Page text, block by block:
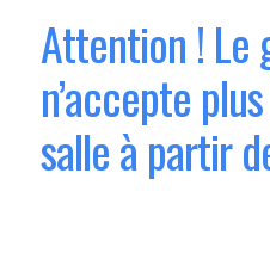
Attention ! Le
n’accepte
salle à partir